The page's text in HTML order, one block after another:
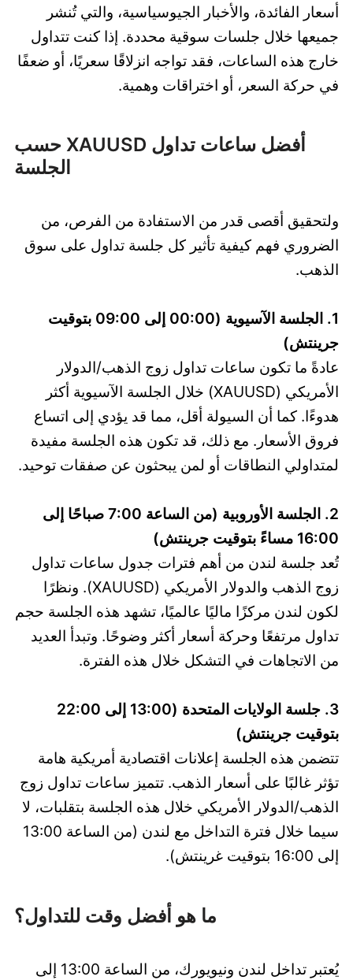
أسعار الفائدة، والأخبار الجيوسياسية، والتي تُنشر
جميعها خلال جلسات سوقية محددة. إذا كنت تتداول
خارج هذه الساعات، فقد تواجه انزلاقًا سعريًا، أو ضعفًا
في حركة السعر، أو اختراقات وهمية.
أفضل ساعات تداول XAUUSD حسب
الجلسة
ولتحقيق أقصى قدر من الاستفادة من الفرص، من
الضروري فهم كيفية تأثير كل جلسة تداول على سوق
الذهب.
1. الجلسة الآسيوية (00:00 إلى 09:00 بتوقيت
جرينتش)
عادةً ما تكون ساعات تداول زوج الذهب/الدولار
الأمريكي (XAUUSD) خلال الجلسة الآسيوية أكثر
هدوءًا. كما أن السيولة أقل، مما قد يؤدي إلى اتساع
فروق الأسعار. مع ذلك، قد تكون هذه الجلسة مفيدة
لمتداولي النطاقات أو لمن يبحثون عن صفقات توحيد.
2. الجلسة الأوروبية (من الساعة 7:00 صباحًا إلى
16:00 مساءً بتوقيت جرينتش)
تُعد جلسة لندن من أهم فترات جدول ساعات تداول
زوج الذهب والدولار الأمريكي (XAUUSD). ونظرًا
لكون لندن مركزًا ماليًا عالميًا، تشهد هذه الجلسة حجم
تداول مرتفعًا وحركة أسعار أكثر وضوحًا. وتبدأ العديد
من الاتجاهات في التشكل خلال هذه الفترة.
3. جلسة الولايات المتحدة (13:00 إلى 22:00
بتوقيت جرينتش)
تتضمن هذه الجلسة إعلانات اقتصادية أمريكية هامة
تؤثر غالبًا على أسعار الذهب. تتميز ساعات تداول زوج
الذهب/الدولار الأمريكي خلال هذه الجلسة بتقلبات، لا
سيما خلال فترة التداخل مع لندن (من الساعة 13:00
إلى 16:00 بتوقيت غرينتش).
ما هو أفضل وقت للتداول؟
يُعتبر تداخل لندن ونيويورك، من الساعة 13:00 إلى